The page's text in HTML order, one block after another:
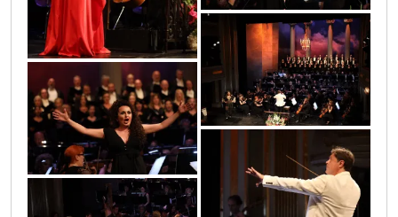
0o3a0604
0o3a0565
0o3a0583